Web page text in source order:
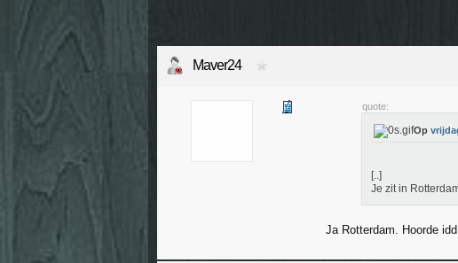
Maver24
quote:
Op
[..]
Je zit in
Ja Rotterdam. Hoorde